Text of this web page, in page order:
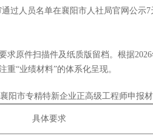
通过人员名单在襄阳市人社局官网公示
求原件扫描件及纸质版留档。根据
“业绩材料”的体系化呈现。
阳市专精特新企业正高级工程师申报
具体要求